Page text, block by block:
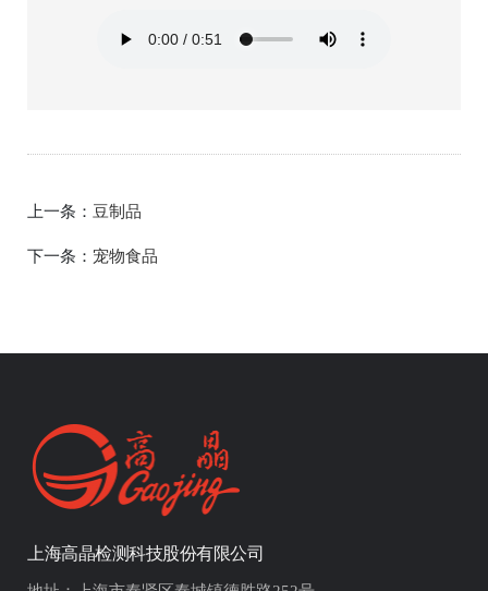
上一条： 豆制品
下一条： 宠物食品
上海高晶检测科技股份有限公司